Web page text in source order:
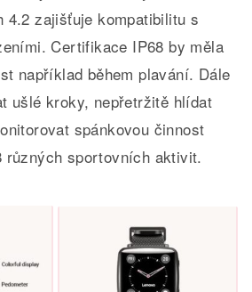
4.2 zajišťuje kompatibilitu s
Certifikace IP68 by měla
například během plavání. Dále
ušlé kroky, nepřetržitě hlídat
spánkovou činnost
různých sportovních aktivit.